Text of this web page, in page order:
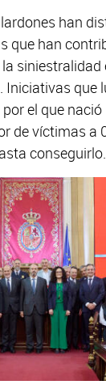
han
que han
siniestralidad
Iniciativas que
el que nació
de víctimas a
conseguirlo.